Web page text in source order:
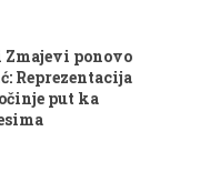
ponovo
Reprezentacija
put ka